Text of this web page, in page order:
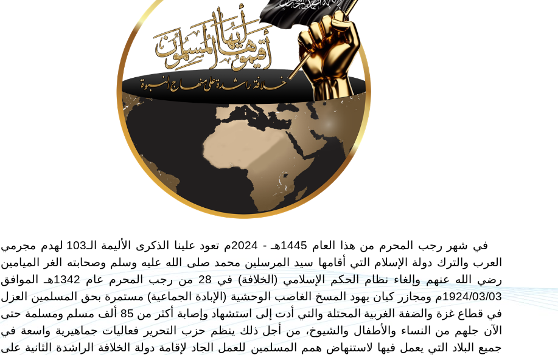
في شهر رجب المحرم من هذا العام 1445هـ - 2024م تعود علينا الذكرى الأليمة الـ103 لهدم مجرمي
العرب والترك دولة الإسلام التي أقامها سيد المرسلين محمد صلى الله عليه وسلم وصحابته الغر الميامين
رضي الله عنهم وإلغاء نظام الحكم الإسلامي (الخلافة) في 28 من رجب المحرم عام 1342هـ الموافق
1924/03/03م ومجازر كيان يهود المسخ الغاصب الوحشية (الإبادة الجماعية) مستمرة بحق المسلمين العزل
في قطاع غزة والضفة الغربية المحتلة والتي أدت إلى استشهاد وإصابة أكثر من 85 ألف مسلم ومسلمة حتى
الآن جلهم من النساء والأطفال والشيوخ، من أجل ذلك ينظم حزب التحرير فعاليات جماهيرية واسعة في
جميع البلاد التي يعمل فيها لاستنهاض همم المسلمين للعمل الجاد لإقامة دولة الخلافة الراشدة الثانية على